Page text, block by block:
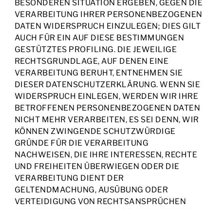
BESONDEREN SITUATION ERGEBEN, GEGEN DIE
VERARBEITUNG IHRER PERSONENBEZOGENEN
DATEN WIDERSPRUCH EINZULEGEN; DIES GILT
AUCH FÜR EIN AUF DIESE BESTIMMUNGEN
GESTÜTZTES PROFILING. DIE JEWEILIGE
RECHTSGRUNDLAGE, AUF DENEN EINE
VERARBEITUNG BERUHT, ENTNEHMEN SIE
DIESER DATENSCHUTZERKLÄRUNG. WENN SIE
WIDERSPRUCH EINLEGEN, WERDEN WIR IHRE
BETROFFENEN PERSONENBEZOGENEN DATEN
NICHT MEHR VERARBEITEN, ES SEI DENN, WIR
KÖNNEN ZWINGENDE SCHUTZWÜRDIGE
GRÜNDE FÜR DIE VERARBEITUNG
NACHWEISEN, DIE IHRE INTERESSEN, RECHTE
UND FREIHEITEN ÜBERWIEGEN ODER DIE
VERARBEITUNG DIENT DER
GELTENDMACHUNG, AUSÜBUNG ODER
VERTEIDIGUNG VON RECHTSANSPRÜCHEN